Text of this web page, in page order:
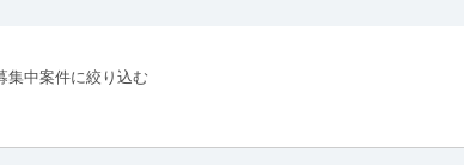
集中案件に絞り込む